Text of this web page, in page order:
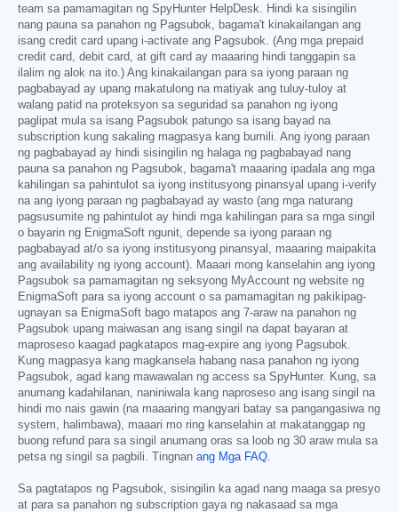
team sa pamamagitan ng SpyHunter HelpDesk. Hindi ka sisingilin
nang pauna sa panahon ng Pagsubok, bagama't kinakailangan ang
isang credit card upang i-activate ang Pagsubok. (Ang mga prepaid
credit card, debit card, at gift card ay maaaring hindi tanggapin sa
ilalim ng alok na ito.) Ang kinakailangan para sa iyong paraan ng
pagbabayad ay upang makatulong na matiyak ang tuluy-tuloy at
walang patid na proteksyon sa seguridad sa panahon ng iyong
paglipat mula sa isang Pagsubok patungo sa isang bayad na
subscription kung sakaling magpasya kang bumili. Ang iyong paraan
ng pagbabayad ay hindi sisingilin ng halaga ng pagbabayad nang
pauna sa panahon ng Pagsubok, bagama't maaaring ipadala ang mga
kahilingan sa pahintulot sa iyong institusyong pinansyal upang i-verify
na ang iyong paraan ng pagbabayad ay wasto (ang mga naturang
pagsusumite ng pahintulot ay hindi mga kahilingan para sa mga singil
o bayarin ng EnigmaSoft ngunit, depende sa iyong paraan ng
pagbabayad at/o sa iyong institusyong pinansyal, maaaring maipakita
ang availability ng iyong account). Maaari mong kanselahin ang iyong
Pagsubok sa pamamagitan ng seksyong MyAccount ng website ng
EnigmaSoft para sa iyong account o sa pamamagitan ng pakikipag-
ugnayan sa EnigmaSoft bago matapos ang 7-araw na panahon ng
Pagsubok upang maiwasan ang isang singil na dapat bayaran at
maproseso kaagad pagkatapos mag-expire ang iyong Pagsubok.
Kung magpasya kang magkansela habang nasa panahon ng iyong
Pagsubok, agad kang mawawalan ng access sa SpyHunter. Kung, sa
anumang kadahilanan, naniniwala kang naproseso ang isang singil na
hindi mo nais gawin (na maaaring mangyari batay sa pangangasiwa ng
system, halimbawa), maaari mo ring kanselahin at makatanggap ng
buong refund para sa singil anumang oras sa loob ng 30 araw mula sa
petsa ng singil sa pagbili. Tingnan ang Mga FAQ
Sa pagtatapos ng Pagsubok, sisingilin ka agad nang maaga sa presyo
at para sa panahon ng subscription gaya ng nakasaad sa mga